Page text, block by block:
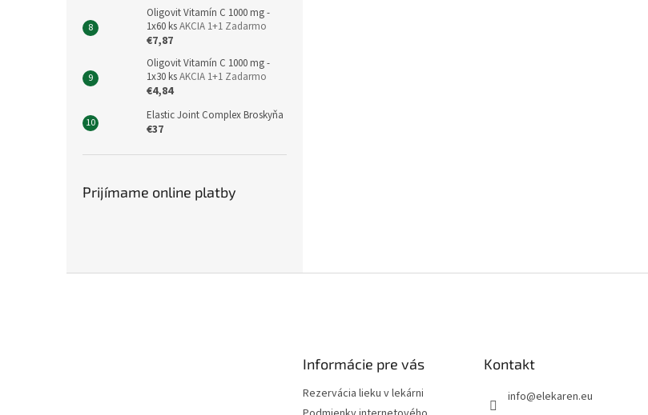
Oligovit Vitamín C 1000 mg -
1x60 ksAKCIA 1+1 Zadarmo
€7,87
Oligovit Vitamín C 1000 mg -
1x30 ksAKCIA 1+1 Zadarmo
€4,84
Elastic Joint Complex Broskyňa
€37
Prijímame online platby
Informácie pre vás
Rezervácia lieku v lekárni
Kontakt
info@elekaren.eu